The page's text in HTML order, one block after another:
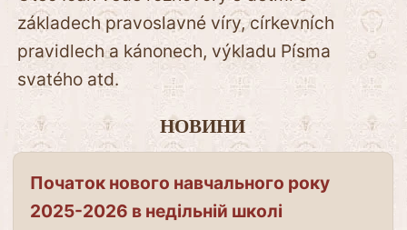
základech pravoslavné víry, církevních
pravidlech a kánonech, výkladu Písma
svatého atd.
НОВИНИ
Початок нового навчального року
2025-2026 в недільній школі